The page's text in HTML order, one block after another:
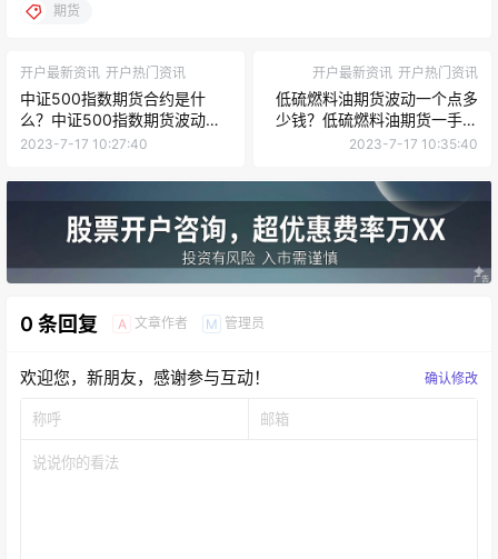
期货
开户最新资讯 开户热门资讯
中证500指数期货合约是什
么？中证500指数期货波动一
个点多少钱？
2023-7-17 10:27:40
开户最新资讯 开户热门资讯
低硫燃料油期货波动一个点多
少钱？低硫燃料油期货一手多
少吨？
2023-7-17 10:35:40
0 条回复 A 文章作者 M 管理员
欢迎您，新朋友，感谢参与互动！ 确认修改